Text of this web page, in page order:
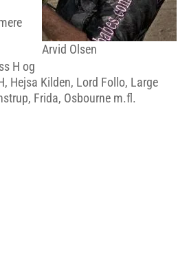
Arvid Olsen
H og
Hejsa Kilden, Lord Follo, Large
Frida, Osbourne m.fl.